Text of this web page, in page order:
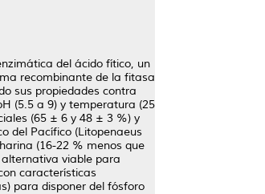
del ácido fítico, un
recombinante de la fitasa
sus propiedades contra
(5.5 a 9) y temperatura (25
(65 ± 6 y 48 ± 3 %) y
del Pacífico (Litopenaeus
(16-22 % menos que
viable para
características
para disponer del fósforo